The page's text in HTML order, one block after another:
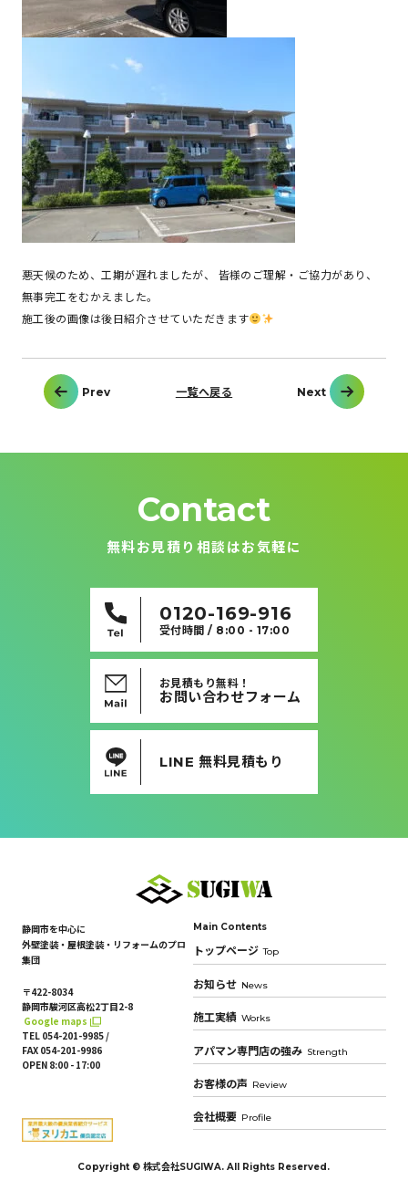
悪天候のため、工期が遅れましたが、 皆様のご理解・ご協力があり、
無事完工をむかえました。
施工後の画像は後日紹介させていただきます
投
稿
ー
Prev Next
一覧へ戻る
Contact
無料お見積り相談はお気軽に
0120-169-916
受付時間 / 8:00 - 17:00
お見積もり無料！
お問い合わせフォーム
LINE 無料見積もり
静岡市を中心に
外壁塗装・屋根塗装・リフォームのプロ
集団
〒422-8034
静岡市駿河区高松2丁目2-8
Google maps
TEL 054-201-9985 /
FAX 054-201-9986
OPEN 8:00 - 17:00
Main Contents
トップページ Top
アパマン専門店の強み Strength
お知らせ News
お客様の声 Review
施工実績 Works
会社概要 Profile
Copyright © 株式会社SUGIWA. All Rights Reserved.